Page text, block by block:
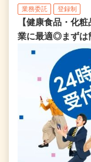
業務委託 登録制
【健康食品・化
業に最適◎まずは